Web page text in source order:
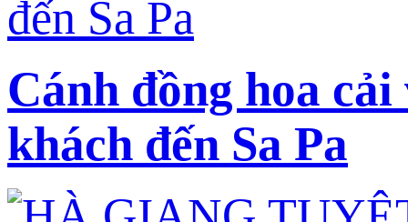
Cánh đồng hoa
khách đến Sa Pa